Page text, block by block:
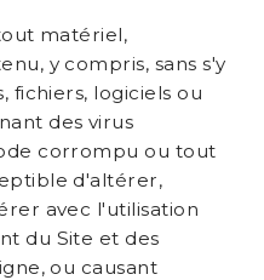
matériel,
y compris, sans s'y
fichiers, logiciels ou
des virus
corrompu ou tout
d'altérer,
avec l'utilisation
du Site et des
ou causant